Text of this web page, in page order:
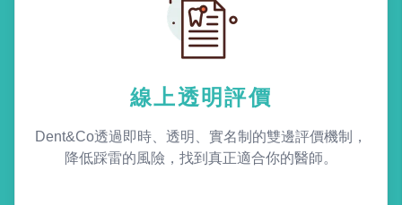
線上透明評價
Dent&Co透過即時、透明、實名制的雙邊評價機制，
降低踩雷的風險，找到真正適合你的醫師。